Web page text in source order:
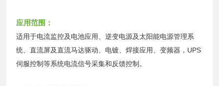
应用范围：
适用于电流监控及电池应用、逆变电源及太阳能电源管理系
统、直流屏及直流马达驱动、电镀、焊接应用、变频器，UPS
伺服控制等系统电流信号采集和反馈控制。